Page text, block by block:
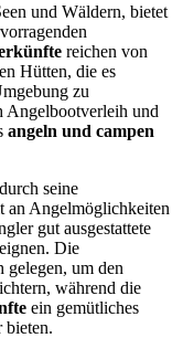
und Wäldern, bietet
reichen von
Hütten, die es
zu
Angelbootverleih und
angeln und campen
seine
an Angelmöglichkeiten
gut ausgestattete
Die
gelegen, um den
während die
ein gemütliches
bieten.